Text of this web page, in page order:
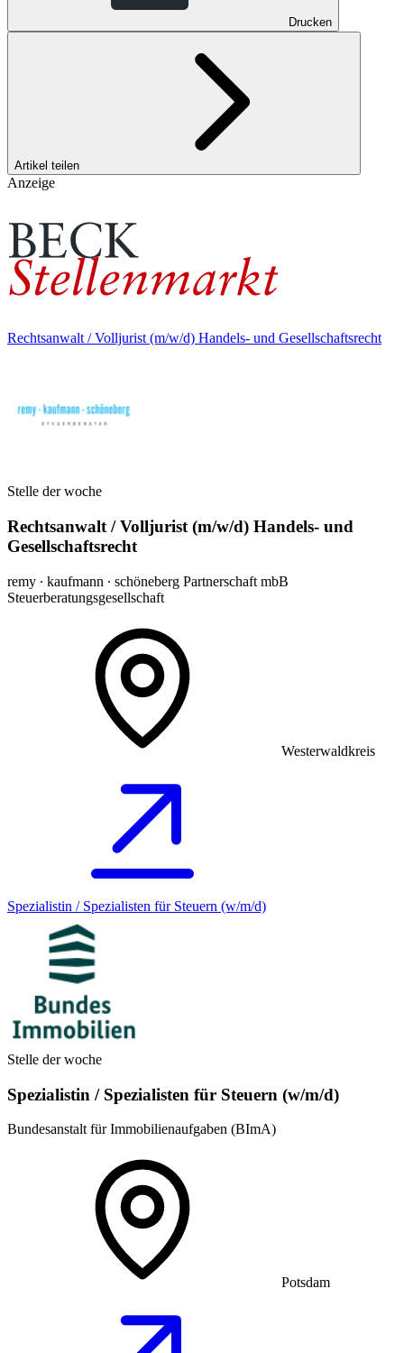
Drucken
Artikel teilen
Anzeige
Rechtsanwalt / Volljurist (m/w/d) Handels- und Gesellschaftsrecht
Stelle der woche
Rechtsanwalt / Volljurist (m/w/d) Handels- und
Gesellschaftsrecht
remy ∙ kaufmann ∙ schöneberg Partnerschaft mbB
Steuerberatungsgesellschaft
Westerwaldkreis
Spezialistin / Spezialisten für Steuern (w/m/d)
Stelle der woche
Spezialistin / Spezialisten für Steuern (w/m/d)
Bundesanstalt für Immobilienaufgaben (BImA)
Potsdam